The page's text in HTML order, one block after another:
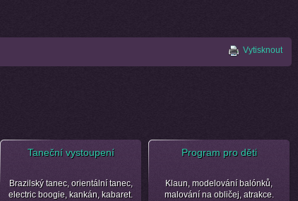
Vytisknout
Taneční vystoupení
Brazilský tanec, orientální tanec,
electric boogie, kankán, kabaret.
Program pro děti
Klaun, modelování balónků,
malování na obličej, atrakce.